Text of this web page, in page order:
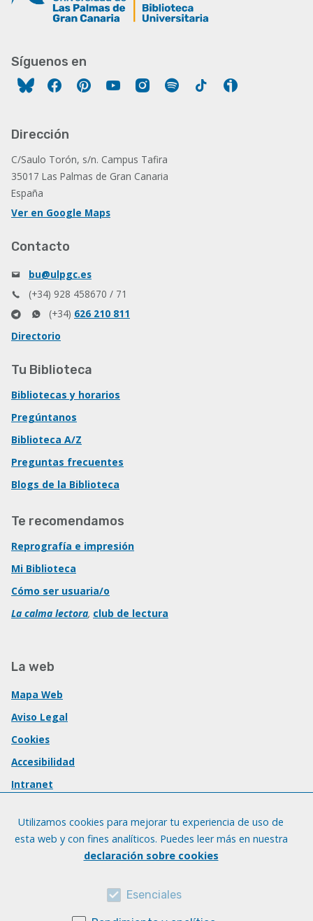
Síguenos en
FacebookPinterestYouTubeInstagram
Spotify Tiktok
Dirección
C/Saulo Torón, s/n. Campus Tafira
35017 Las Palmas de Gran Canaria
España
Ver en Google Maps
Contacto
bu@ulpgc.es
(+34) 928 458670 / 71
(+34) 626 210 811
Directorio
Tu Biblioteca
Bibliotecas y horarios
Pregúntanos
Biblioteca A/Z
Preguntas frecuentes
Blogs de la Biblioteca
Te recomendamos
Reprografía e impresión
Mi Biblioteca
Cómo ser usuaria/o
La calma lectora, club de lectura
La web
Mapa Web
Aviso Legal
Cookies
Accesibilidad
Intranet
Utilizamos cookies para mejorar tu experiencia de uso de
esta web y con fines analíticos. Puedes leer más en nuestra
declaración sobre cookies
Esenciales